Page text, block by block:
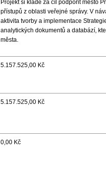
Projekt si klade za cíl podpořit město
přístupů z oblasti veřejné správy. V
aktivita tvorby a implementace
analytických dokumentů a databází,
města.
5.157.525,00 Kč
5.157.525,00 Kč
0,00 Kč